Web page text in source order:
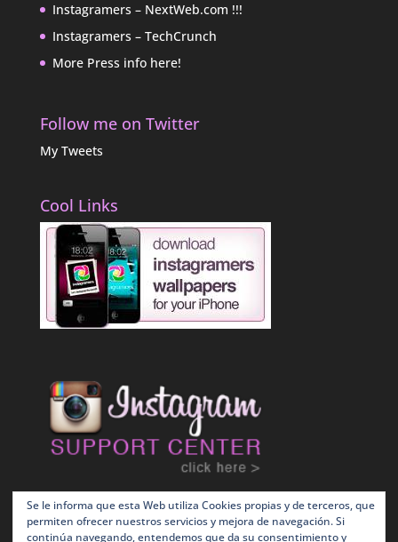
Instagramers – NextWeb.com !!!
Instagramers – TechCrunch
More Press info here!
Follow me on Twitter
My Tweets
Cool Links
Se le informa que esta Web utiliza Cookies propias y de terceros, que
permiten ofrecer nuestros servicios y mejora de navegación. Si
continúa navegando, entendemos que da su consentimiento y